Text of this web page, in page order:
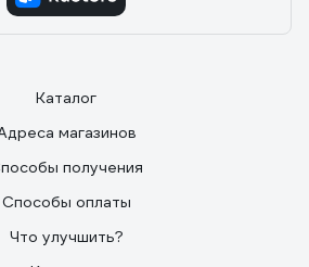
Каталог
магазинов
получения
Способы оплаты
Что улучшить?